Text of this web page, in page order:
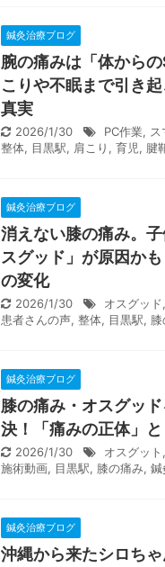
鍼灸治療ブログ
腕の痛みは「体から
こりや不眠まで引き
真実
2026/1/30 PC作業, ス
整体, 目黒駅, 肩こり , 育児, 腱
鍼灸治療ブログ
消えない膝の痛み。
スグッド」が原因か
の変化
2026/1/30 オスグッド,
患者さんの声, 整体, 目黒駅,
鍼灸治療ブログ
膝の痛み・オスグッ
決！「痛みの正体」と
2026/1/30 オスグット ,
施術動画, 目黒駅, 膝の痛み, 鍼
鍼灸治療ブログ
沖縄から来たシロち